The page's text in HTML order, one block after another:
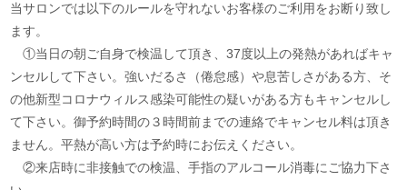
当サロンでは以下のルールを守れないお客様のご利用をお断り致し
ます。
①当日の朝ご自身で検温して頂き、37度以上の発熱があればキャ
ンセルして下さい。強いだるさ（倦怠感）や息苦しさがある方、そ
の他新型コロナウィルス感染可能性の疑いがある方もキャンセルし
て下さい。御予約時間の３時間前までの連絡でキャンセル料は頂き
ません。平熱が高い方は予約時にお伝えください。
②来店時に非接触での検温、手指のアルコール消毒にご協力下さ